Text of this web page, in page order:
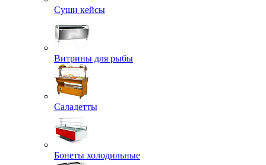
Суши кейсы
Витрины для рыбы
Саладетты
Бонеты холодильные